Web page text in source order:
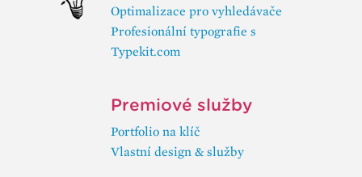
Optimalizace pro vyhledávače
Profesionální typografie s
Typekit.com
Premiové služby
Portfolio na klíč
Vlastní design & služby